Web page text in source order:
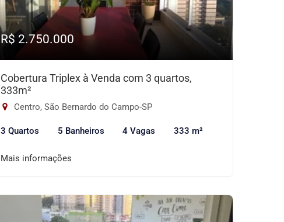
R$ 2.750.000
Cobertura Triplex à Venda com 3 quartos,
333m²
Centro, São Bernardo do Campo-SP
3 Quartos 5 Banheiros 4 Vagas 333 m²
Mais informações